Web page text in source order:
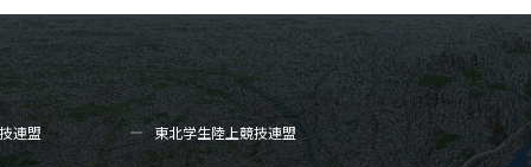
連盟 東北学生陸上競技連盟